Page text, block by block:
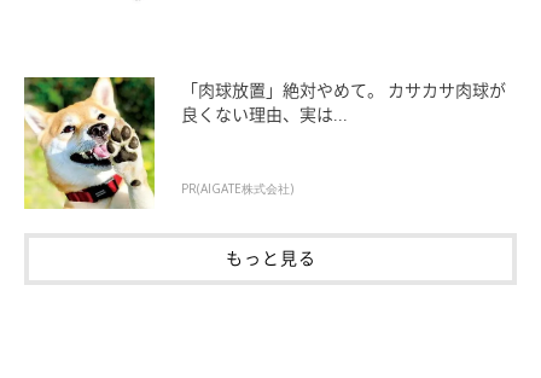
「肉球放置」絶対やめて。 カサカサ肉球が
良くない理由、実は...
PR(AIGATE株式会社)
もっと見る